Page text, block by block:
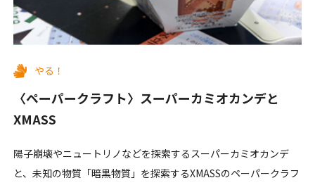
やる！
〈ペーパークラフト〉スーパーカミオカンデと
XMASS
陽子崩壊やニュートリノなどを探索するスーパーカミオカンデ
と、未知の物質「暗黒物質」を探索するXMASSのペーパークラフ